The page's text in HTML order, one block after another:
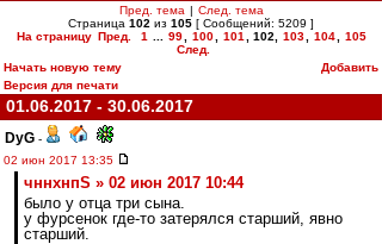
Пред. тема | След. тема
Страница 102 из 105 [ Сообщений: 5209 ]
На страницу Пред. 1 99 100 101 102 103 104
105
След.
Начать новую тему
Добавить
Версия для печати
01.06.2017 - 30.06.2017
DyG -
02 июн 2017 13:35
чннхнпS » 02 июн 2017 10:44
было у отца три сына.
у фурсенок где-то затерялся старший, явно
старший.